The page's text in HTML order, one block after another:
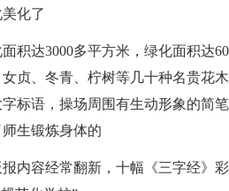
化了
积达3000多平方米，绿化面积达
贞、冬青、柠树等几十种名贵花
标语，操场周围有生动形象的简
生锻炼身体的
内容经常翻新，十幅《三字经》